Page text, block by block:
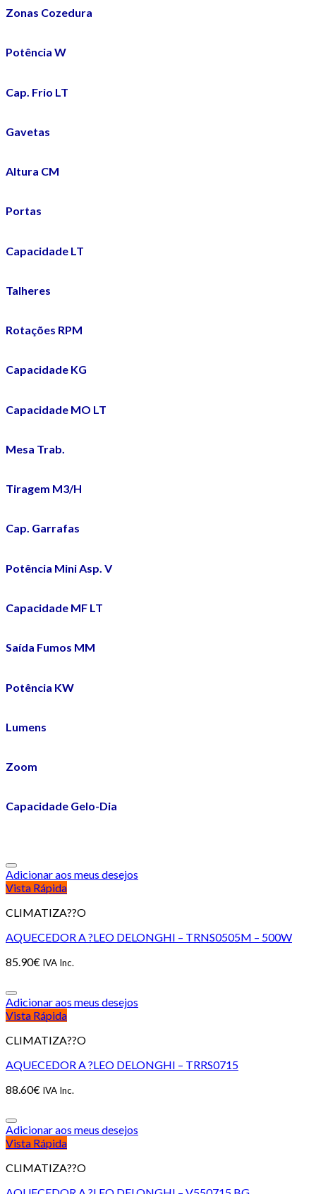
Zonas Cozedura
Potência W
Cap. Frio LT
Gavetas
Altura CM
Portas
Capacidade LT
Talheres
Rotações RPM
Capacidade KG
Capacidade MO LT
Mesa Trab.
Tiragem M3/H
Cap. Garrafas
Potência Mini Asp. V
Capacidade MF LT
Saída Fumos MM
Potência KW
Lumens
Zoom
Capacidade Gelo-Dia
Adicionar aos meus desejos
Vista Rápida
CLIMATIZA??O
AQUECEDOR A ?LEO DELONGHI – TRNS0505M – 500W
85.90€ IVA Inc.
Adicionar aos meus desejos
Vista Rápida
CLIMATIZA??O
AQUECEDOR A ?LEO DELONGHI – TRRS0715
88.60€ IVA Inc.
Adicionar aos meus desejos
Vista Rápida
CLIMATIZA??O